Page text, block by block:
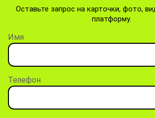
Оставьте запрос на карточки, фото,
платформу.
Имя
Телефон